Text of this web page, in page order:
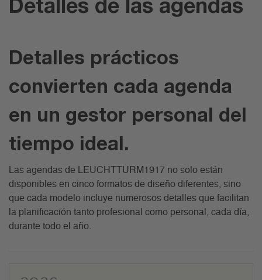
Detalles de las agendas
Detalles prácticos
convierten cada agenda
en un gestor personal del
tiempo ideal.
Las agendas de LEUCHTTURM1917 no solo están
disponibles en cinco formatos de diseño diferentes, sino
que cada modelo incluye numerosos detalles que facilitan
la planificación tanto profesional como personal, cada día,
durante todo el año.